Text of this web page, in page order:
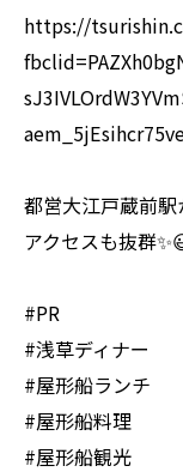
https://
都営大江戸蔵前
アクセスも抜群
#PR
#浅草ディナー
#屋形船ランチ
#屋形船料理
#屋形船観光